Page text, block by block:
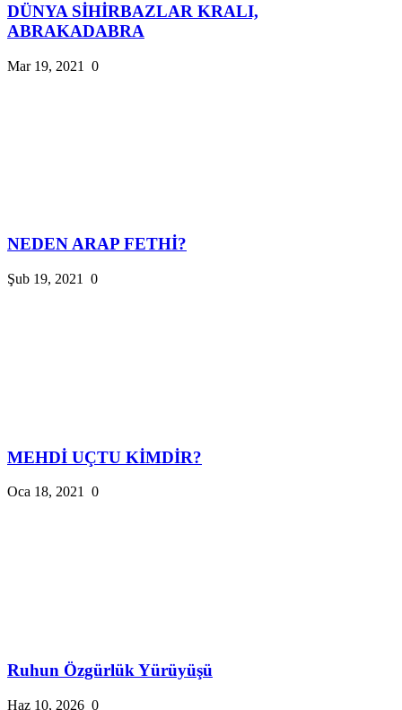
DÜNYA SİHİRBAZLAR KRALI,
ABRAKADABRA
Mar 19, 2021 0
NEDEN ARAP FETHİ?
Şub 19, 2021 0
MEHDİ UÇTU KİMDİR?
Oca 18, 2021 0
Ruhun Özgürlük Yürüyüşü
Haz 10, 2026 0